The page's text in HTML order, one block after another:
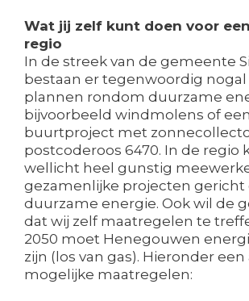
Wat jij zelf kunt doen voor
regio
In de streek van de gemeente
bestaan er tegenwoordig nogal
plannen rondom duurzame
bijvoorbeeld windmolens of een
buurtproject met
postcoderoos 6470. In de regio
wellicht heel gunstig
gezamenlijke projecten gericht
duurzame energie. Ook wil de
dat wij zelf maatregelen te
2050 moet Henegouwen
zijn (los van gas). Hieronder een
mogelijke maatregelen: